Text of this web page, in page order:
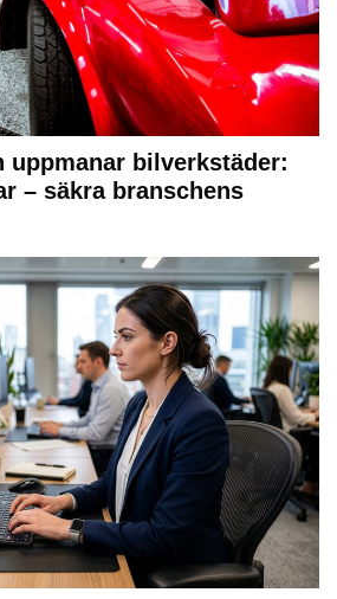
uppmanar bilverkstäder:
– säkra branschens